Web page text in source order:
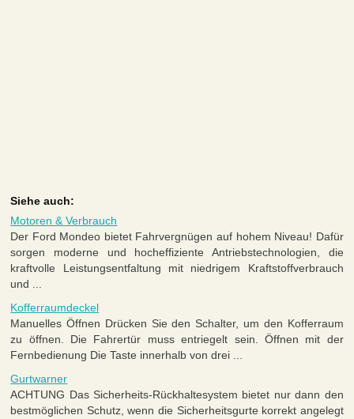
Siehe auch:
Motoren & Verbrauch
Der Ford Mondeo bietet Fahrvergnügen auf hohem Niveau! Dafür
sorgen moderne und hocheffiziente Antriebstechnologien, die
kraftvolle Leistungsentfaltung mit niedrigem Kraftstoffverbrauch
und ...
Kofferraumdeckel
Manuelles Öffnen Drücken Sie den Schalter, um den Kofferraum
zu öffnen. Die Fahrertür muss entriegelt sein. Öffnen mit der
Fernbedienung Die Taste innerhalb von drei ...
Gurtwarner
ACHTUNG Das Sicherheits-Rückhaltesystem bietet nur dann den
bestmöglichen Schutz, wenn die Sicherheitsgurte korrekt angelegt